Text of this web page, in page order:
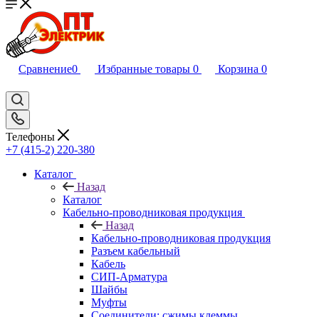
Сравнение0 Избранные товары 0 Корзина 0
Телефоны
+7 (415-2) 220-380
Каталог
Назад
Каталог
Кабельно-проводниковая продукция
Назад
Кабельно-проводниковая продукция
Разъем кабельный
Кабель
СИП-Арматура
Шайбы
Муфты